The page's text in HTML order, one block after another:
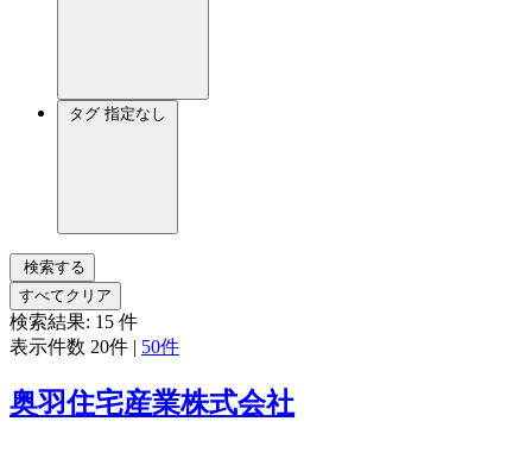
タグ 指定なし
検索する
すべてクリア
検索結果: 15 件
表示件数 20件 | 50件
奥羽住宅産業株式会社